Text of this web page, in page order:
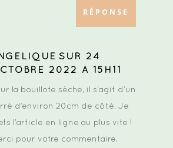
RÉPONSE
SUR 24
2022 À 15H11
la bouillote sèche, il s’agit d’un
d’environ 20cm de côté. Je
l’article en ligne au plus vite !
pour votre commentaire,